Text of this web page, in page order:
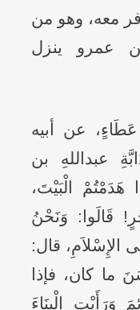
معه، وهو من
عمرو ينزل
عن أبيه
عبداللهِ بن
هَدَمْتُمْ الْبَيْتَ،
قَالَوا: وَنَحْنُ
الإِسْلاَمِ، قال:
ما كان، فإذا
الْبِنَاءَ